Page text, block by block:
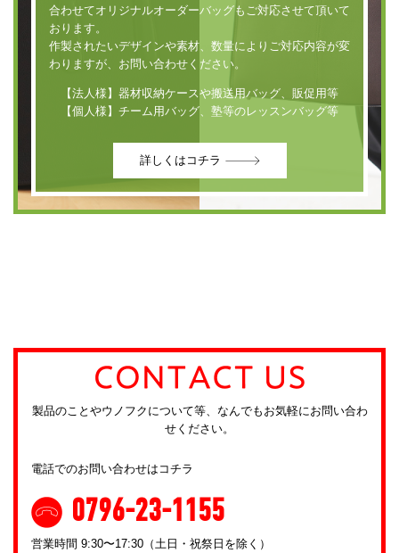
合わせてオリジナルオーダーバッグもご対応させて頂いて
おります。
作製されたいデザインや素材、数量によりご対応内容が変
わりますが、お問い合わせください。
【法人様】器材収納ケースや搬送用バッグ、販促用等
【個人様】チーム用バッグ、塾等のレッスンバッグ等
詳しくはコチラ
製品のことやウノフクについて等、なんでもお気軽にお問い合わ
せください。
電話でのお問い合わせはコチラ
0796-23-1155
営業時間 9:30〜17:30（土日・祝祭日を除く）